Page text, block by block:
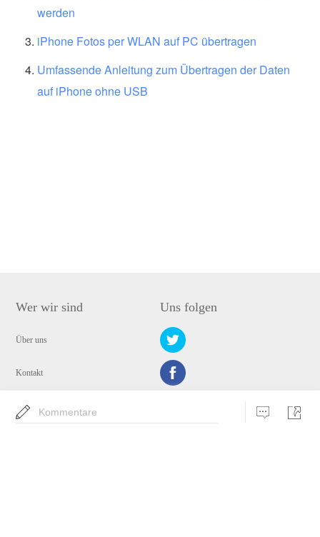
werden
iPhone Fotos per WLAN auf PC übertragen
Umfassende Anleitung zum Übertragen der Daten
auf iPhone ohne USB
Wer wir sind
Über uns
Kontakt
Datenschutz
Uns folgen
Kommentare